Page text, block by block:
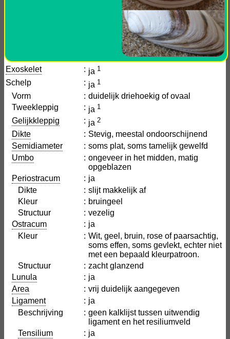
Exoskelet : ja 1
Schelp : ja 1
Vorm : duidelijk driehoekig of ovaal
Tweekleppig
: ja 1
Gelijkkleppig : ja 2
Dikte : Stevig, meestal ondoorschijnend
Semidiameter
: soms plat, soms tamelijk gewelfd
Umbo
: ongeveer in het midden, matig
opgeblazen
Periostracum
: ja
Dikte
: slijt makkelijk af
Kleur
: bruingeel
Structuur
: vezelig
Ostracum
: ja
Kleur
: Wit, geel, bruin, rose of paarsachtig,
soms effen, soms gevlekt, echter niet
met een bepaald kleurpatroon.
Structuur
: zacht glanzend
Lunula
: ja
Area
: vrij duidelijk aangegeven
Ligament
: ja
Beschrijving
: geen kalklijst tussen uitwendig
ligament en het resiliumveld
Tensilium
: ja